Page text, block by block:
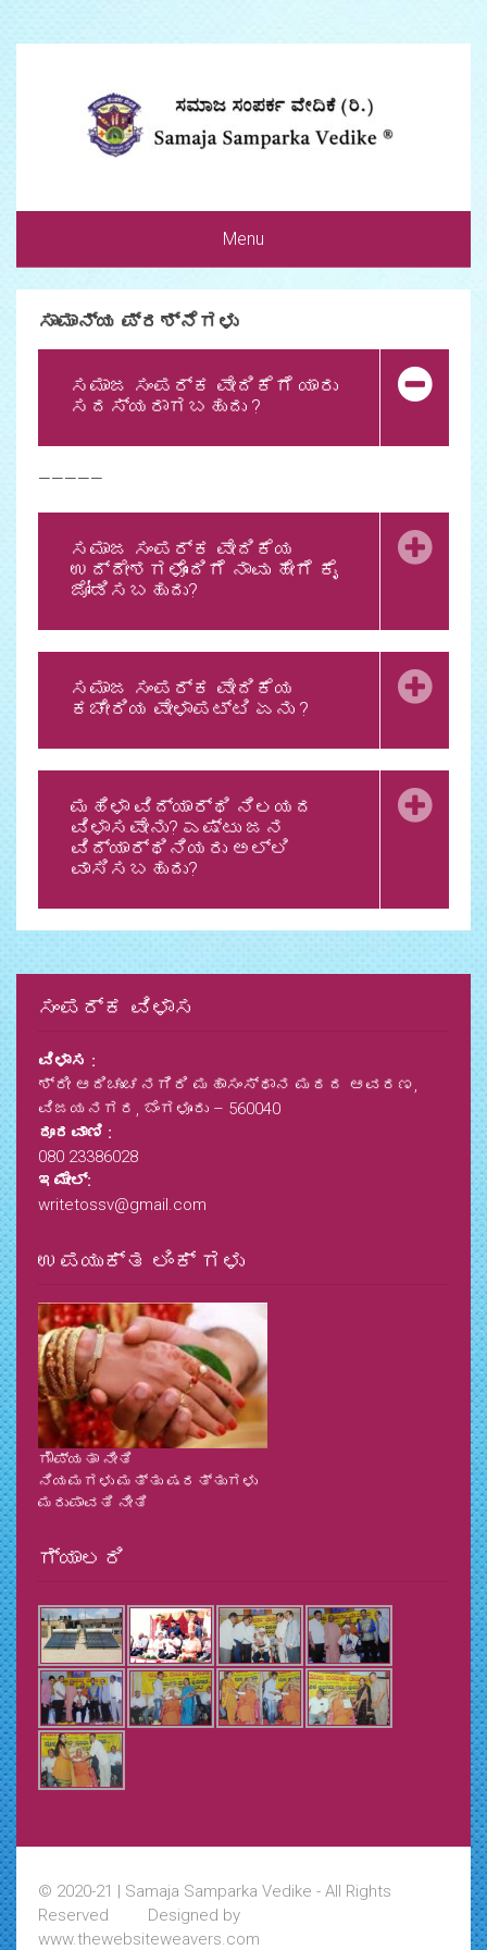
Menu
ಸಾಮಾನ್ಯ ಪ್ರಶ್ನೆಗಳು
ಸಮಾಜ ಸಂಪರ್ಕ ವೇದಿಕೆಗೆ ಯಾರು
ಸದಸ್ಯರಾಗಬಹುದು ?
—————
ಸಮಾಜ ಸಂಪರ್ಕ ವೇದಿಕೆಯ
ಉದ್ದೇಶಗಳೊಂದಿಗೆ ನಾವು ಹೇಗೆ ಕೈ
ಜೋಡಿಸಬಹುದು?
ಸಮಾಜ ಸಂಪರ್ಕ ವೇದಿಕೆಯ
ಕಚೇರಿಯ ವೇಳಾಪಟ್ಟಿ ಏನು ?
ಮಹಿಳಾ ವಿದ್ಯಾರ್ಥಿ ನಿಲಯದ
ವಿಳಾಸವೇನು? ಎಷ್ಟು ಜನ
ವಿದ್ಯಾರ್ಥಿನಿಯರು ಅಲ್ಲಿ
ವಾಸಿಸಬಹುದು?
ಸಂಪರ್ಕ ವಿಳಾಸ
ವಿಳಾಸ :
ಶ್ರೀ ಆದಿಚುಂಚನಗಿರಿ ಮಹಾಸಂಸ್ಥಾನ ಮಠದ ಆವರಣ,
ವಿಜಯನಗರ, ಬೆಂಗಳೂರು – 560040
ದೂರವಾಣಿ :
080 23386028
ಇಮೇಲ್:
writetossv@gmail.com
ಉಪಯುಕ್ತ ಲಿಂಕ್ ಗಳು
ಗೌಪ್ಯತಾ ನೀತಿ
ನಿಯಮಗಳು ಮತ್ತು ಷರತ್ತುಗಳು
ಮರುಪಾವತಿ ನೀತಿ
ಗ್ಯಾಲರಿ
© 2020-21 | Samaja Samparka Vedike - All Rights
Reserved Designed by
www.thewebsiteweavers.com